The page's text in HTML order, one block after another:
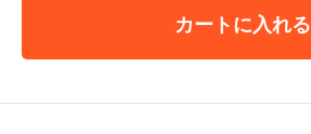
カートに入れる